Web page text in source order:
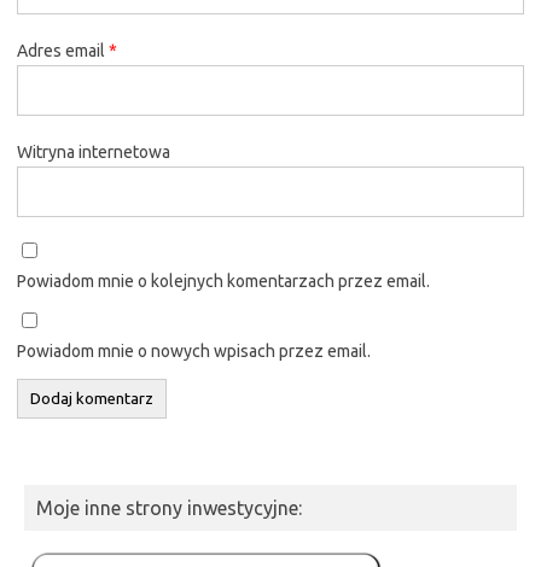
Adres email *
Witryna internetowa
Powiadom mnie o kolejnych komentarzach przez email.
Powiadom mnie o nowych wpisach przez email.
Moje inne strony inwestycyjne: